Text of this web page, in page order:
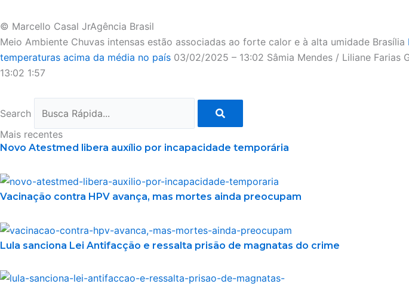
© Marcello Casal JrAgência Brasil
Meio Ambiente Chuvas intensas estão associadas ao forte calor e à alta umidade Brasília
temperaturas acima da média no país 03/02/2025 – 13:02 Sâmia Mendes / Liliane Farias
13:02 1:57
Search
Mais recentes
Novo Atestmed libera auxílio por incapacidade temporária
Vacinação contra HPV avança, mas mortes ainda preocupam
Lula sanciona Lei Antifacção e ressalta prisão de magnatas do crime